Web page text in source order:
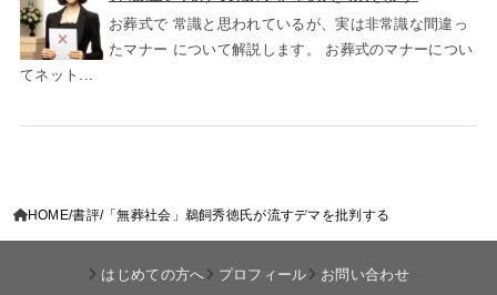
お葬式で 常識と思われているが、実は非常識な間違っ
たマナー について解説します。 お葬式のマナーについ
てネット...
HOME 書評 「無葬社会」鵜飼秀徳氏が流すデマを批判する
はじめての方へ プロフィール
お問い合わせ